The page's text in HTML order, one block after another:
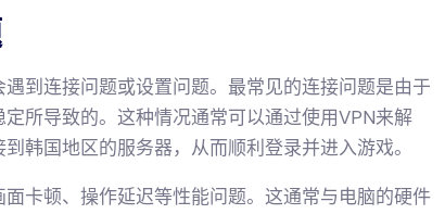
到连接问题或设置问题。最常见的连接问题是由于
所导致的。这种情况通常可以通过使用VPN来解
韩国地区的服务器，从而顺利登录并进入游戏。
卡顿、操作延迟等性能问题。这通常与电脑的硬件